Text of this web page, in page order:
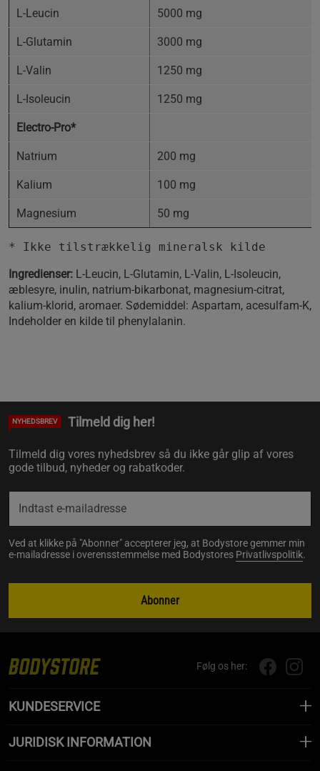
L-Leucin 5000 mg
L-Glutamin 3000 mg
L-Valin 1250 mg
L-Isoleucin 1250 mg
Electro-Pro*
Natrium 200 mg
Kalium 100 mg
Magnesium 50 mg
* Ikke tilstrækkelig mineralsk kilde
Ingredienser: L-Leucin, L-Glutamin, L-Valin, L-Isoleucin,
æblesyre, inulin, natrium-bikarbonat, magnesium-citrat,
kalium-klorid, aromaer. Sødemiddel: Aspartam, acesulfam-K,
Indeholder en kilde til phenylalanin.
NYHEDSBREV Tilmeld dig her!
Tilmeld dig vores nyhedsbrev så du ikke går glip af vores
gode tilbud, nyheder og rabatkoder.
Ved at klikke på "Abonner" accepterer jeg, at Bodystore gemmer min
e-mailadresse i overensstemmelse med Bodystores Privatlivspolitik.
Abonner
Følg os her:
KUNDESERVICE
JURIDISK INFORMATION